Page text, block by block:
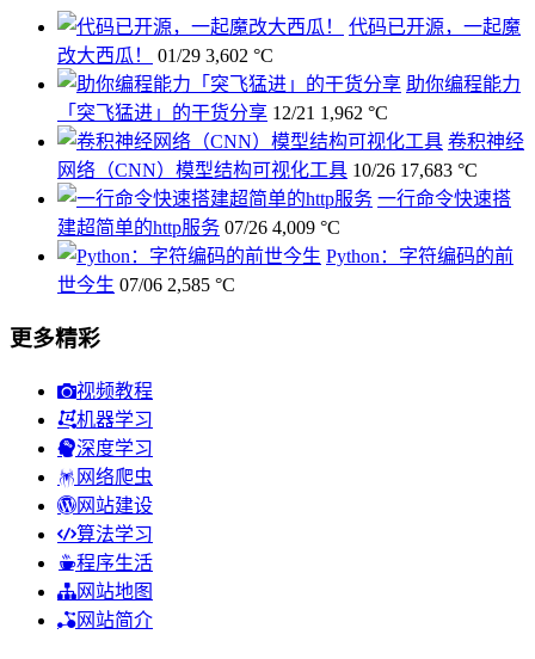
代码已开源，一起魔
改大西瓜！
01/29 3,602 °C
助你编程能力
「突飞猛进」的干货分享 12/21 1,962 °C
卷积神经
网络（CNN）模型结构可视化工具 10/26 17,683 °C
一行命令快速搭
建超简单的http服务 07/26 4,009 °C
Python：字符编码的前
世今生 07/06 2,585 °C
更多精彩
视频教程
机器学习
深度学习
网络爬虫
网站建设
算法学习
程序生活
网站地图
网站简介